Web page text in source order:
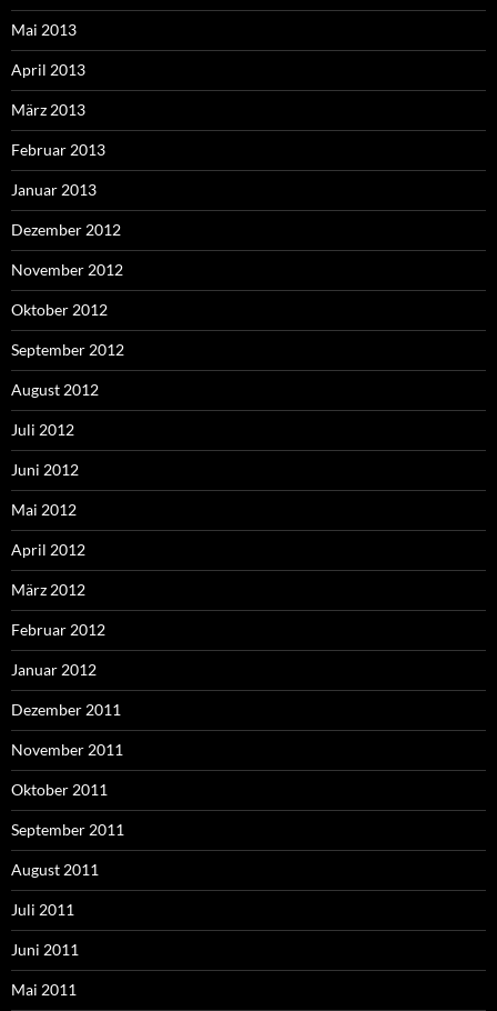
Mai 2013
April 2013
März 2013
Februar 2013
Januar 2013
Dezember 2012
November 2012
Oktober 2012
September 2012
August 2012
Juli 2012
Juni 2012
Mai 2012
April 2012
März 2012
Februar 2012
Januar 2012
Dezember 2011
November 2011
Oktober 2011
September 2011
August 2011
Juli 2011
Juni 2011
Mai 2011